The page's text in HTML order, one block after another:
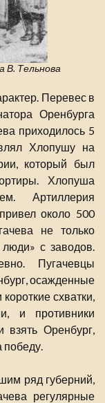
В. Тельнова
Перевес в
Оренбурга
приходилось 5
Хлопушу на
который был
Хлопуша
Артиллерия
около 500
не только
с заводов.
Пугачевцы
осажденные
схватки,
и противники
Оренбург,
ряд губерний,
регулярные